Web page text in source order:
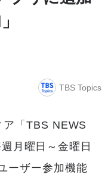
TBS Topics
ア「TBS NEWS
月曜日～金曜日
ーザー参加機能